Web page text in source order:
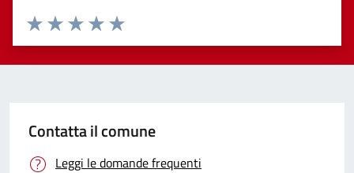
Valuta 5 stelle su 5
Valuta 4 stelle su 5
Valuta 3 stelle su 5
Valuta 2 stelle su 5
Valuta 1 stelle su 5
Contatta il comune
Leggi le domande frequenti